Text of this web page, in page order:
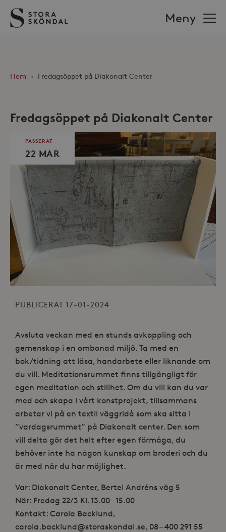
Stora
Sköndal
Meny
Hem › Fredagsöppet på Diakonalt Center
Fredagsöppet på Diakonalt Center
PASSERAT
22 MAR
PUBLICERAT 17-01-2024
Avsluta veckan med en stunds avkoppling och
gemenskap i en ombonad miljö. Ta med en
bok/tidning att läsa, handarbete eller liknande om
du vill. Meditationsrummet finns tillgängligt för
egen meditation och stillhet. Om du vill kan du var
med och skapa i vårt konstprojekt, tillsammans
arbetar vi på en textil väggridå som ska sitta i
”vardagsrummet” på Diakonalt center. Den som
vill delta gör det helt efter egen förmåga, du
behöver inte ha någon kunskap om broderi och du
är med när du har möjlighet.
Var: Diakonalt Center, Bertel Andréns väg 5
När: Fredag 22/3 Kl. 13.00 – 15.00
Kontakt: Carola Backlund,
carola.backlund@storaskondal.se, 08 – 400 291 55